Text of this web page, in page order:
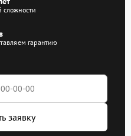
сложности
гарантию
заявку